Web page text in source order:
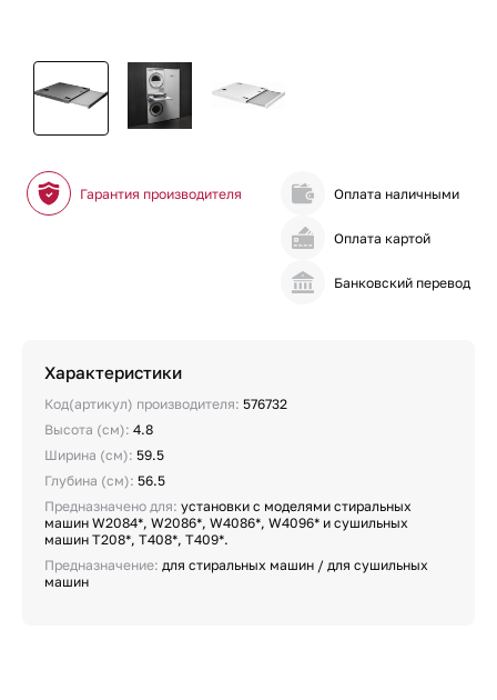
Гарантия производителя Оплата наличными
Оплата картой
Банковский перевод
Характеристики
Код(артикул) производителя: 576732
Высота (см): 4.8
Ширина (см): 59.5
Глубина (см): 56.5
Предназначено для: установки с моделями стиральных
машин W2084*, W2086*, W4086*, W4096* и сушильных
машин T208*, T408*, T409*.
Предназначение: для стиральных машин / для сушильных
машин